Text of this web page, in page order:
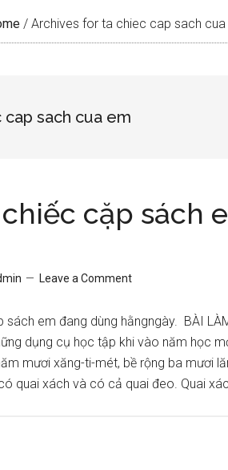
/ Archives for ta chiec cap sach cua
cap sach cua em
cặp sách
Leave a Comment
sách em đang dùng hằngngày. BÀI
dụng cụ học tập khi vào năm học
mươi xăng-ti-mét, bề rộng ba mươi
quai xách và có cả quai đeo. Quai